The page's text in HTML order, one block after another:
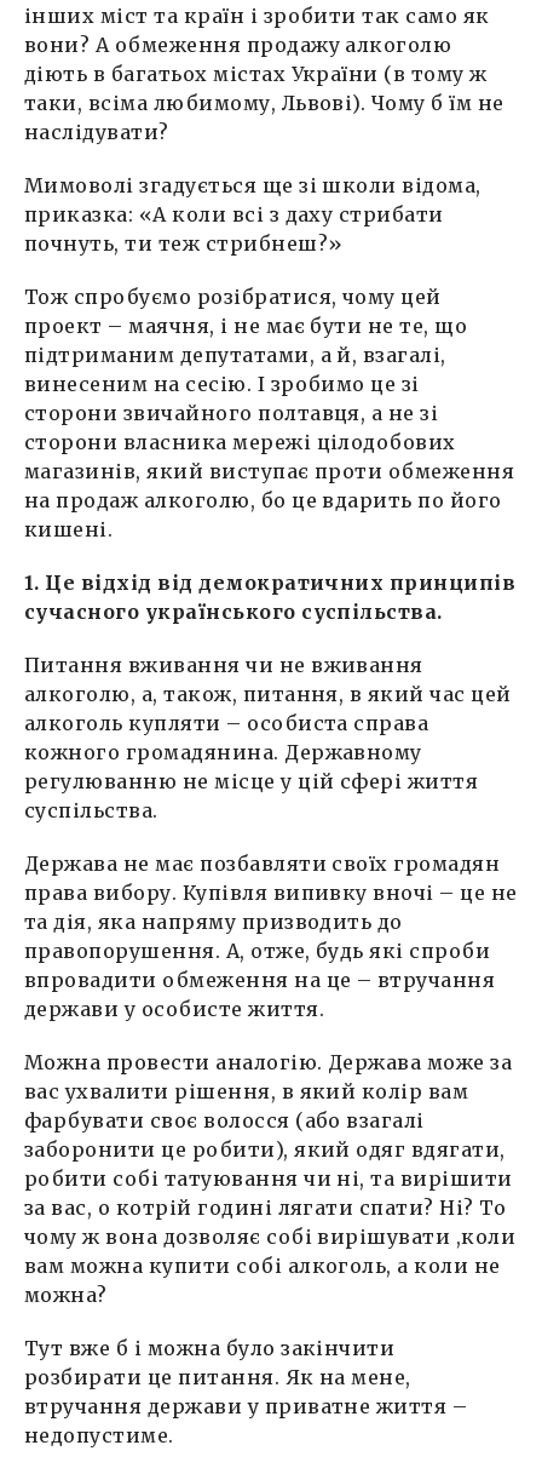
інших міст та країн і зробити так само як
вони? А обмеження продажу алкоголю
діють в багатьох містах України (в тому ж
таки, всіма любимому, Львові). Чому б їм не
наслідувати?
Мимоволі згадується ще зі школи відома,
приказка: «А коли всі з даху стрибати
почнуть, ти теж стрибнеш?»
Тож спробуємо розібратися, чому цей
проект – маячня, і не має бути не те, що
підтриманим депутатами, а й, взагалі,
винесеним на сесію. І зробимо це зі
сторони звичайного полтавця, а не зі
сторони власника мережі цілодобових
магазинів, який виступає проти обмеження
на продаж алкоголю, бо це вдарить по його
кишені.
1. Це відхід від демократичних принципів
сучасного українського суспільства.
Питання вживання чи не вживання
алкоголю, а, також, питання, в який час цей
алкоголь купляти – особиста справа
кожного громадянина. Державному
регулюванню не місце у цій сфері життя
суспільства.
Держава не має позбавляти своїх громадян
права вибору. Купівля випивку вночі – це не
та дія, яка напряму призводить до
правопорушення. А, отже, будь які спроби
впровадити обмеження на це – втручання
держави у особисте життя.
Можна провести аналогію. Держава може за
вас ухвалити рішення, в який колір вам
фарбувати своє волосся (або взагалі
заборонити це робити), який одяг вдягати,
робити собі татуювання чи ні, та вирішити
за вас, о котрій годині лягати спати? Ні? То
чому ж вона дозволяє собі вирішувати ,коли
вам можна купити собі алкоголь, а коли не
можна?
Тут вже б і можна було закінчити
розбирати це питання. Як на мене,
втручання держави у приватне життя –
недопустиме.